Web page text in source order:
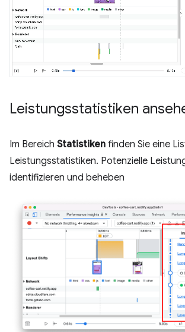
Leistungsstatistiken
Im Bereich Statistiken finden Sie eine
Leistungsstatistiken. Potenzielle
identifizieren und beheben